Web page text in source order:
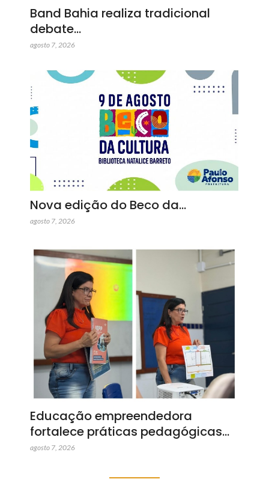
Band Bahia realiza tradicional
debate…
agosto 7, 2026
Nova edição do Beco da…
agosto 7, 2026
Educação empreendedora
fortalece práticas pedagógicas…
agosto 7, 2026